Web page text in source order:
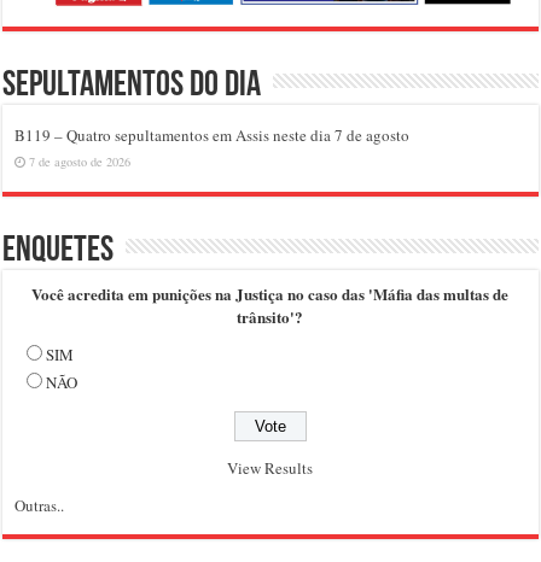
Sepultamentos do dia
B119 – Quatro sepultamentos em Assis neste dia 7 de agosto
7 de agosto de 2026
Enquetes
Você acredita em punições na Justiça no caso das 'Máfia das multas de
trânsito'?
SIM
NÃO
View Results
Outras..